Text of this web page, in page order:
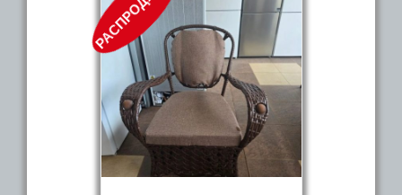
ротангом
черное
подушкой